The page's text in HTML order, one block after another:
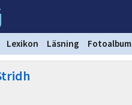
Lexikon Läsning Fotoalbum